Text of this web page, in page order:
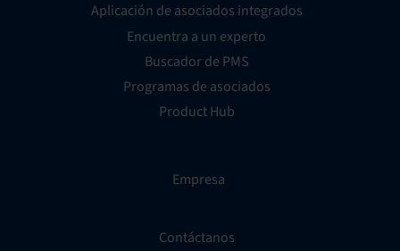
Aplicación de asociados integrados
Encuentra a un experto
Buscador de PMS
Programas de asociados
Product Hub
Empresa
Contáctanos